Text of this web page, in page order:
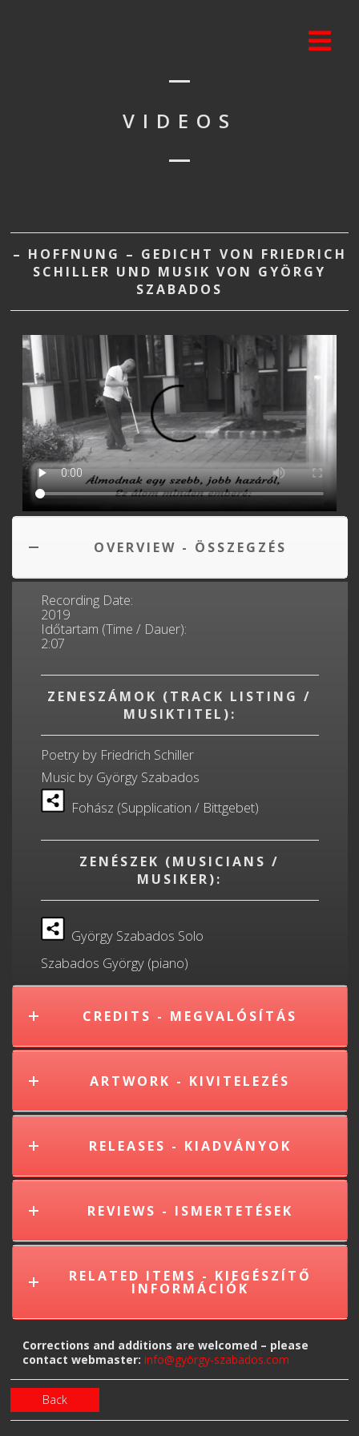
VIDEOS
– HOFFNUNG – GEDICHT VON FRIEDRICH
SCHILLER UND MUSIK VON GYÖRGY
SZABADOS
OVERVIEW - ÖSSZEGZÉS
Recording Date:
2019
Időtartam (Time / Dauer):
2:07
ZENESZÁMOK (TRACK LISTING /
MUSIKTITEL):
Poetry by Friedrich Schiller
Music by György Szabados
Fohász (Supplication / Bittgebet)
ZENÉSZEK (MUSICIANS /
MUSIKER):
György Szabados Solo
Szabados György (piano)
CREDITS - MEGVALÓSÍTÁS
ARTWORK - KIVITELEZÉS
RELEASES - KIADVÁNYOK
REVIEWS - ISMERTETÉSEK
RELATED ITEMS - KIEGÉSZÍTŐ
INFORMÁCIÓK
Corrections and additions are welcomed – please
contact webmaster: info@györgy-szabados.com
Back